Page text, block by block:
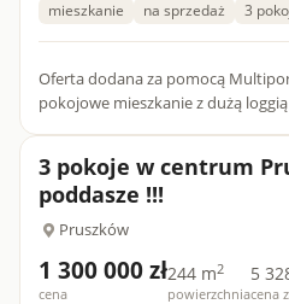
mieszkanie na sprzedaż 3
Oferta dodana za pomocą Multiportalu
pokojowe mieszkanie z dużą
3 pokoje w centrum
poddasze !!!
Pruszków
1 300 000 zł
cena
244 m2
powierzchnia
5
cena